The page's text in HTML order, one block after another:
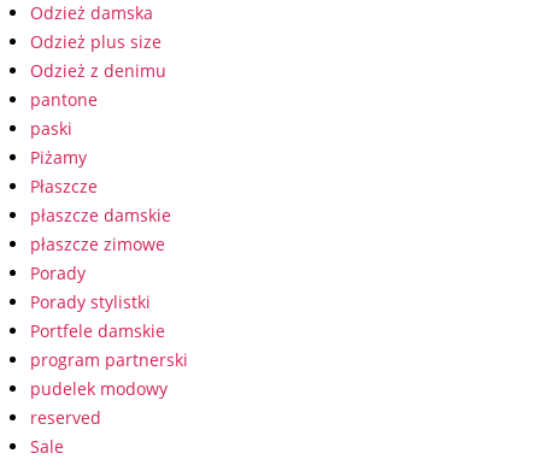
Odzież damska
Odzież plus size
Odzież z denimu
pantone
paski
Piżamy
Płaszcze
płaszcze damskie
płaszcze zimowe
Porady
Porady stylistki
Portfele damskie
program partnerski
pudelek modowy
reserved
Sale